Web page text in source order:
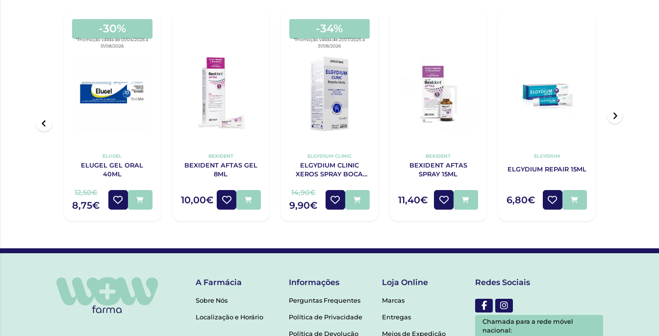
-30%
*Promoção válida de 01/04/2026 a
31/08/2026
ELUGEL
ELUGEL GEL ORAL
40ML
12,50€
8,75€
BEXIDENT
BEXIDENT AFTAS GEL
8ML
10,00€
-34%
*Promoção válida de 21/07/2025 a
31/08/2026
ELGYDIUM CLINIC
ELGYDIUM CLINIC
XEROS SPRAY BOCA
14,90€
9,90€
BEXIDENT
BEXIDENT AFTAS
SPRAY 15ML
11,40€
ELGYDIUM
ELGYDIUM REPAIR 15ML
6,80€
A Farmácia
Sobre Nós
Localização e Horário
Informações
Perguntas Frequentes
Política de Privacidade
Política de Devolução
Loja Online
Marcas
Entregas
Meios de Expedição
Redes Sociais
Chamada para a rede móvel
nacional: